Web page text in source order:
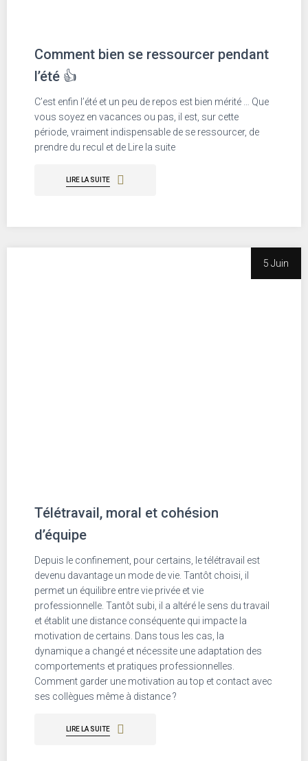
Comment bien se ressourcer pendant
l’été 👍
C’est enfin l’été et un peu de repos est bien mérité … Que
vous soyez en vacances ou pas, il est, sur cette
période, vraiment indispensable de se ressourcer, de
prendre du recul et de Lire la suite
LIRE LA SUITE
5 Juin
Télétravail, moral et cohésion
d’équipe
Depuis le confinement, pour certains, le télétravail est
devenu davantage un mode de vie. Tantôt choisi, il
permet un équilibre entre vie privée et vie
professionnelle. Tantôt subi, il a altéré le sens du travail
et établit une distance conséquente qui impacte la
motivation de certains. Dans tous les cas, la
dynamique a changé et nécessite une adaptation des
comportements et pratiques professionnelles.
Comment garder une motivation au top et contact avec
ses collègues même à distance ?
LIRE LA SUITE